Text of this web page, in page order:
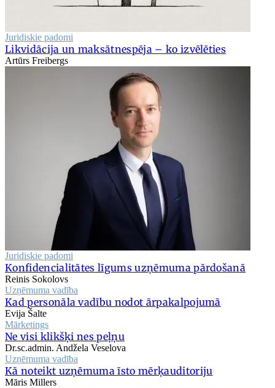
Juridiskie padomi
Likvidācija un maksātnespēja – ko izvēlēties
Artūrs Freibergs
Juridiskie padomi
Konfidencialitātes līgums uzņēmuma pārdošanā
Reinis Sokolovs
Uzņēmuma vadība
Kad personāla vadību nodot ārpakalpojumā
Evija Šalte
Mārketings
Ne visi klikšķi nes peļņu
Dr.sc.admin. Andžela Veselova
Uzņēmuma vadība
Kā noteikt uzņēmuma īsto mērķauditoriju
Māris Millers